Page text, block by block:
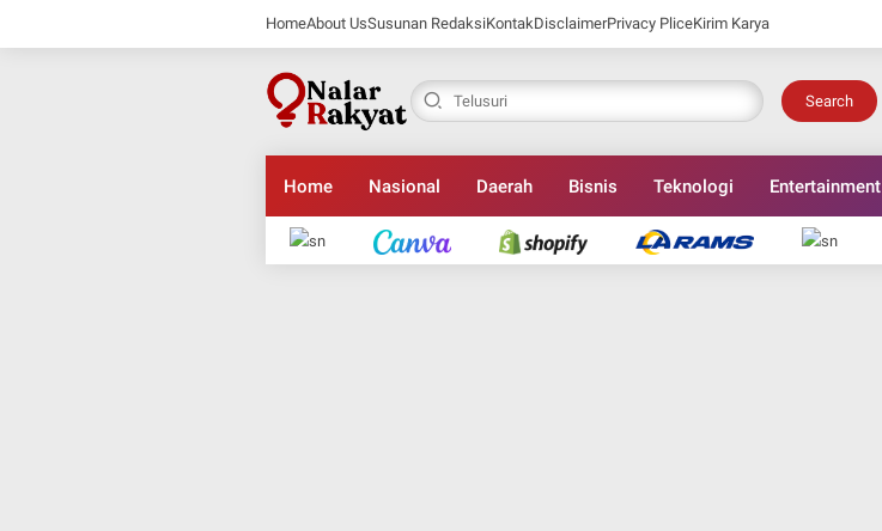
HomeAbout UsSusunan RedaksiKontakDisclaimerPrivacy PliceKirim Karya
Search
Home Nasional Daerah Bisnis Teknologi Entertainment